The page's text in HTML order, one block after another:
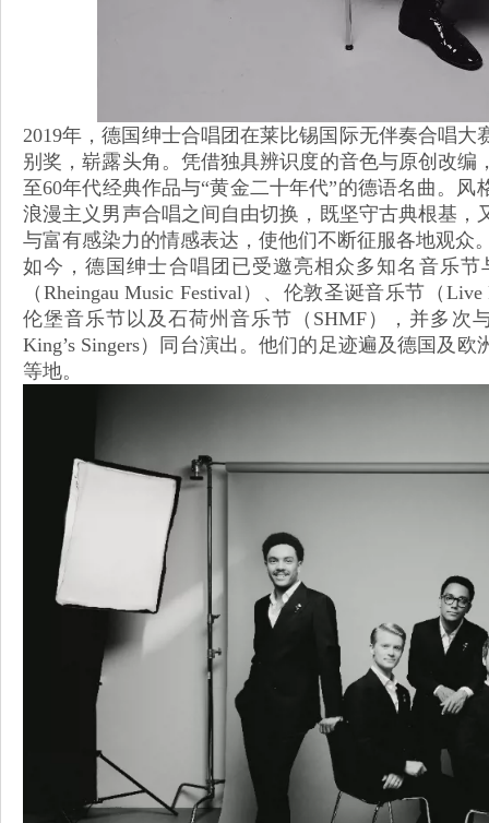
2019年，德国绅士合唱团在莱比锡国际无伴奏合唱
别奖，崭露头角。凭借独具辨识度的音色与原创改编
至60年代经典作品与“黄金二十年代”的德语名曲。
浪漫主义男声合唱之间自由切换，既坚守古典根基，
与富有感染力的情感表达，使他们不断征服各地观众
如今，德国绅士合唱团已受邀亮相众多知名音乐
（Rheingau Music Festival）、伦敦圣诞音乐节（
伦堡音乐节以及石荷州音乐节（SHMF），并多次
King’s Singers）同台演出。他们的足迹遍及德国及
等地。